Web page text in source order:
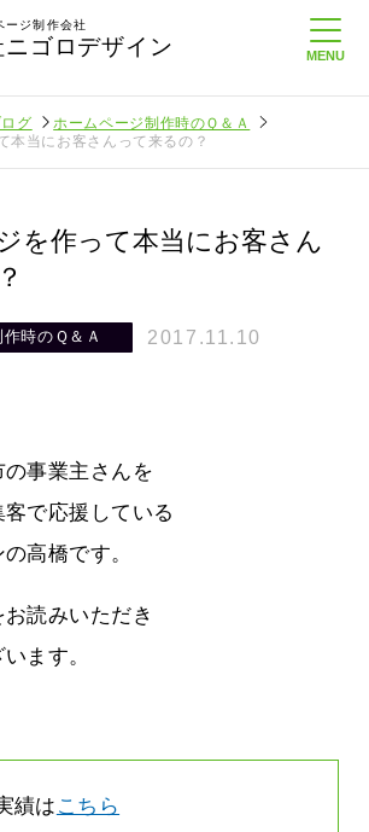
ージ制作会社
ゴロデザイン
グ
ホームページ制作時のＱ＆Ａ
本当にお客さんって来るの？
を作って本当にお客さん
時のＱ＆Ａ 2017.11.10
事業主さんを
で応援している
高橋です。
読みいただき
ます。
績は こちら
酒田商工会議所さんへニゴロ通信を持
って行くときって8～9割方雨なんです
よね